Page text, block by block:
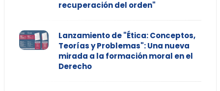
recuperación del orden"
Lanzamiento de "Ética: Conceptos,
Teorías y Problemas": Una nueva
mirada a la formación moral en el
Derecho